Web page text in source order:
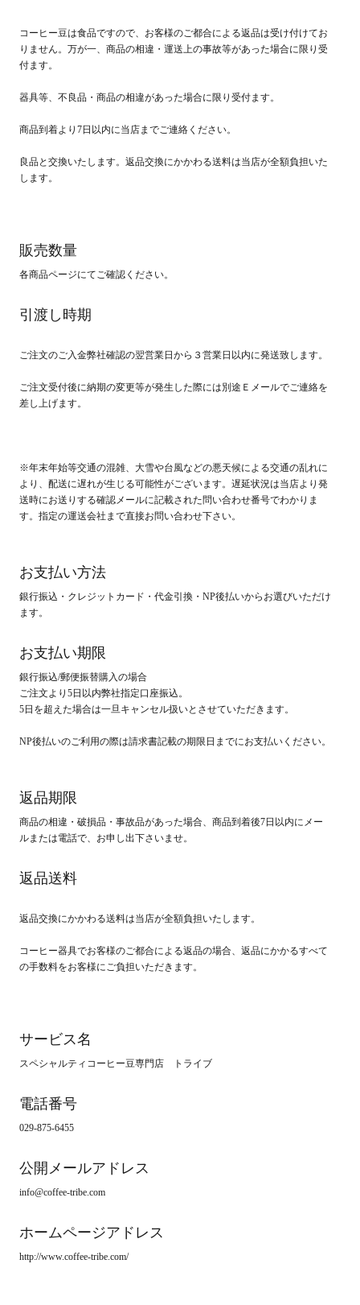
コーヒー豆は食品ですので、お客様のご都合による返品は受け付けてお
りません。万が一、商品の相違・運送上の事故等があった場合に限り受
付ます。
器具等、不良品・商品の相違があった場合に限り受付ます。
商品到着より7日以内に当店までご連絡ください。
良品と交換いたします。返品交換にかかわる送料は当店が全額負担いた
します。
販売数量
各商品ページにてご確認ください。
引渡し時期
ご注文のご入金弊社確認の翌営業日から３営業日以内に発送致します。
ご注文受付後に納期の変更等が発生した際には別途Ｅメールでご連絡を
差し上げます。
※年末年始等交通の混雑、大雪や台風などの悪天候による交通の乱れに
より、配送に遅れが生じる可能性がございます。遅延状況は当店より発
送時にお送りする確認メールに記載された問い合わせ番号でわかりま
す。指定の運送会社まで直接お問い合わせ下さい。
お支払い方法
銀行振込・クレジットカード・代金引換・NP後払いからお選びいただけ
ます。
お支払い期限
銀行振込/郵便振替購入の場合
ご注文より5日以内弊社指定口座振込。
5日を超えた場合は一旦キャンセル扱いとさせていただきます。
NP後払いのご利用の際は請求書記載の期限日までにお支払いください。
返品期限
商品の相違・破損品・事故品があった場合、商品到着後7日以内にメー
ルまたは電話で、お申し出下さいませ。
返品送料
返品交換にかかわる送料は当店が全額負担いたします。
コーヒー器具でお客様のご都合による返品の場合、返品にかかるすべて
の手数料をお客様にご負担いただきます。
サービス名
スペシャルティコーヒー豆専門店 トライブ
電話番号
029-875-6455
公開メールアドレス
info@coffee-tribe.com
ホームページアドレス
http://www.coffee-tribe.com/